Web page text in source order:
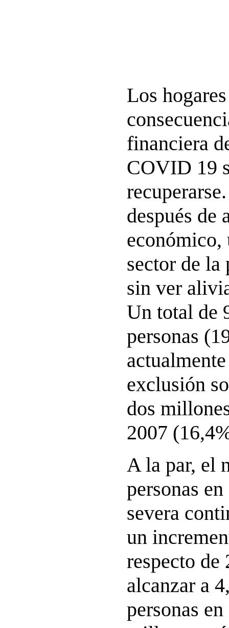
Los
financiera
COVID 19
después de
económico,
sector de la
sin ver
Un total de
personas
exclusión
dos
2007
A la par, el
personas
severa
un
respecto de
alcanzar a
personas